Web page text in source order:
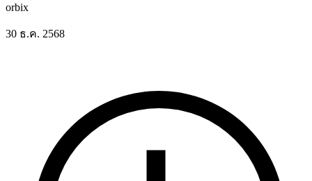
orbix
30 ธ.ค. 2568